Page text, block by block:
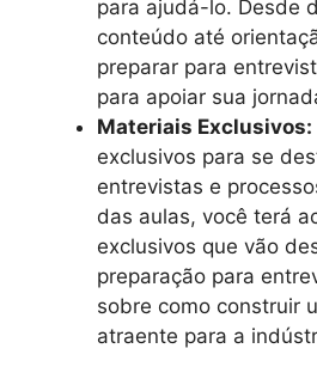
para ajudá-lo. Desde
conteúdo até
preparar para
para apoiar sua
Materiais Exclusivos:
exclusivos para se
entrevistas e
das aulas, você terá
exclusivos que vão
preparação para
sobre como construir
atraente para a